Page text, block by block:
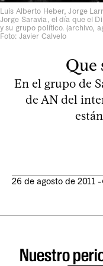
Luis Alberto Heber, Jorge
Jorge Saravia, el día que el
y su grupo político. (archivo,
Foto: Javier Calvelo
Que
En el grupo de
de AN del
26 de agosto de 2011 -
Nuestro